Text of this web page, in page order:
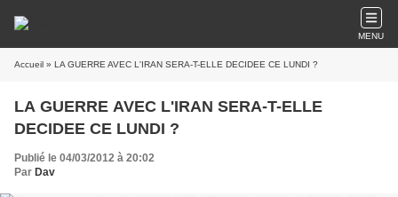
MENU
Accueil » LA GUERRE AVEC L'IRAN SERA-T-ELLE DECIDEE CE LUNDI ?
LA GUERRE AVEC L'IRAN SERA-T-ELLE
DECIDEE CE LUNDI ?
Publié le 04/03/2012 à 20:02
Par Dav